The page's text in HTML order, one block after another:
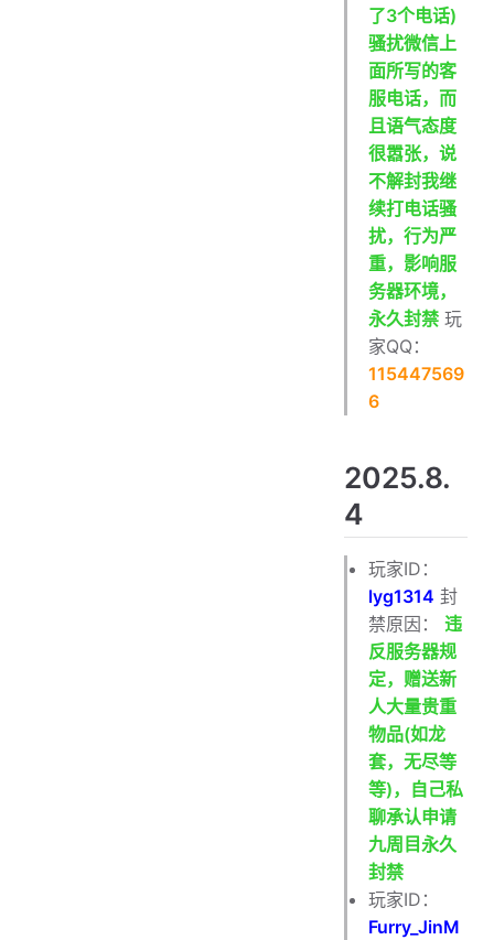
了3个电话)
骚扰微信上
面所写的客
服电话，而
且语气态度
很嚣张，说
不解封我继
续打电话骚
扰，行为严
重，影响服
务器环境，
永久封禁 玩
家QQ：
115447569
6
2025.8.
4
玩家ID：
lyg1314 封
禁原因：违
反服务器规
定，赠送新
人大量贵重
物品(如龙
套，无尽等
等)，自己私
聊承认申请
九周目永久
封禁
玩家ID：
Furry_JinM